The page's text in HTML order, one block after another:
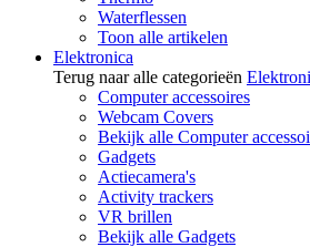
Waterflessen
Toon alle artikelen
Elektronica
Terug naar alle categorieën
Computer accessoires
Webcam Covers
Bekijk alle Computer
Gadgets
Actiecamera's
Activity trackers
VR brillen
Bekijk alle Gadgets